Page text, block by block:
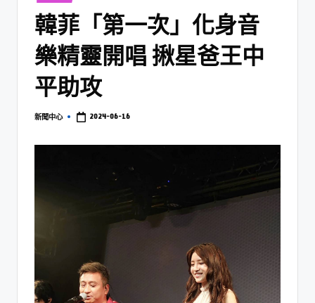
韓菲「第一次」化身音
樂精靈開唱 揪星爸王中
平助攻
新聞中心 2024-06-16